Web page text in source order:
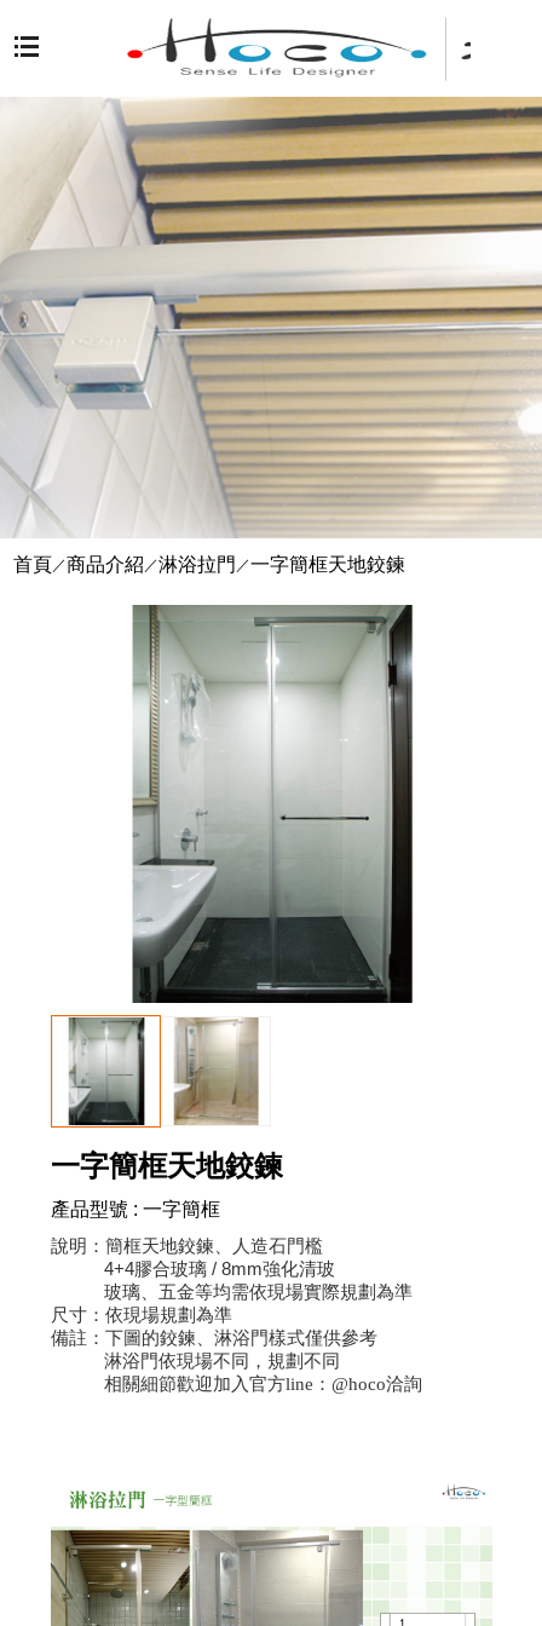
首頁 ／商品介紹 ／淋浴拉門 ／一字簡框天地鉸鍊
一字簡框天地鉸鍊
產品型號 : 一字簡框
說明：簡框天地鉸鍊、人造石門檻
4+4膠合玻璃 / 8mm強化清玻
玻璃、五金等均需依現場實際規劃為準
尺寸：依現場規劃為準
備註：下圖的鉸鍊、淋浴門樣式僅供參考
淋浴門依現場不同，規劃不同
相關細節歡迎加入官方line：@hoco洽詢